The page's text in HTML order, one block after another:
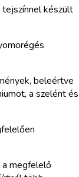
készült
beleértve
a szelént és
megfelelő